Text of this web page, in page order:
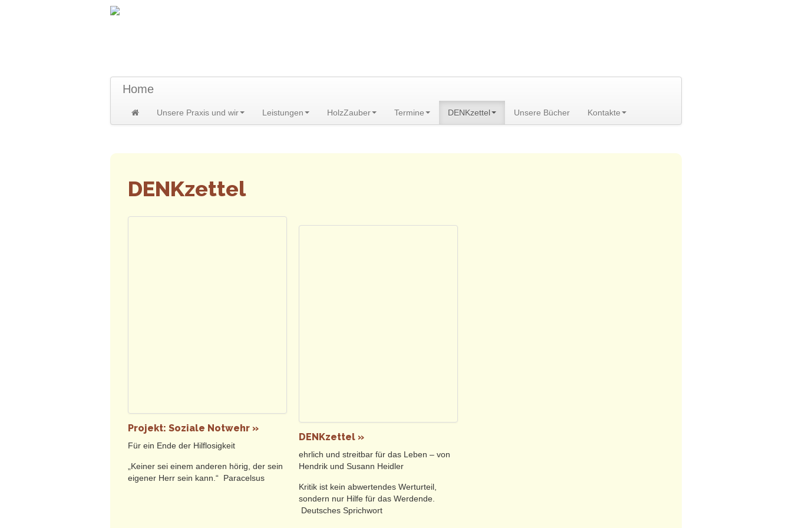
Home
Unsere Praxis und wir Leistungen HolzZauber Termine DENKzettel Unsere Bücher Kontakte
DENKzettel
Projekt: Soziale Notwehr »
Für ein Ende der Hilflosigkeit
„Keiner sei einem anderen hörig, der sein
eigener Herr sein kann.“ Paracelsus
DENKzettel »
ehrlich und streitbar für das Leben – von
Hendrik und Susann Heidler
Kritik ist kein abwertendes Werturteil,
sondern nur Hilfe für das Werdende.
Deutsches Sprichwort